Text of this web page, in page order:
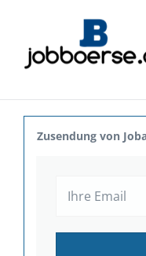
Zusendung von